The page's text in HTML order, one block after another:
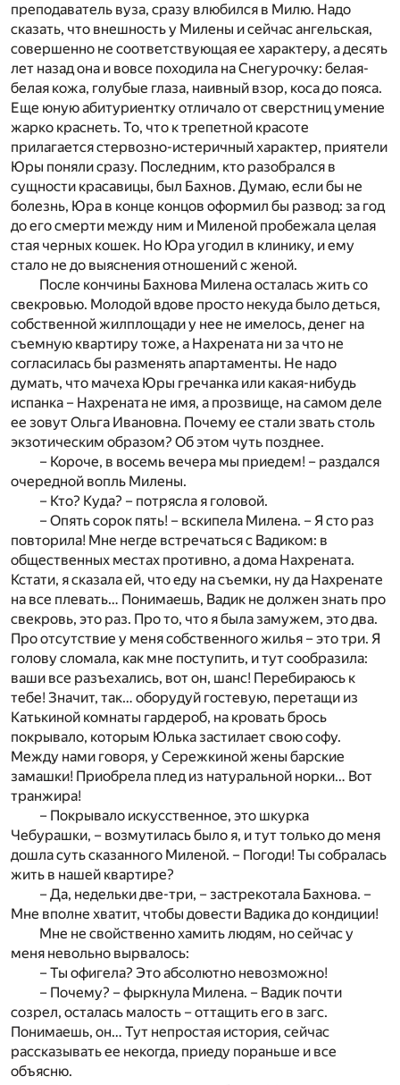
преподаватель вуза, сразу влюбился в Милю. Надо
сказать, что внешность у Милены и сейчас ангельская,
совершенно не соответствующая ее характеру, а десять
лет назад она и вовсе походила на Снегурочку: белая-
белая кожа, голубые глаза, наивный взор, коса до пояса.
Еще юную абитуриентку отличало от сверстниц умение
жарко краснеть. То, что к трепетной красоте
прилагается стервозно-истеричный характер, приятели
Юры поняли сразу. Последним, кто разобрался в
сущности красавицы, был Бахнов. Думаю, если бы не
болезнь, Юра в конце концов оформил бы развод: за год
до его смерти между ним и Миленой пробежала целая
стая черных кошек. Но Юра угодил в клинику, и ему
стало не до выяснения отношений с женой.
После кончины Бахнова Милена осталась жить со
свекровью. Молодой вдове просто некуда было деться,
собственной жилплощади у нее не имелось, денег на
съемную квартиру тоже, а Нахрената ни за что не
согласилась бы разменять апартаменты. Не надо
думать, что мачеха Юры гречанка или какая-нибудь
испанка – Нахрената не имя, а прозвище, на самом деле
ее зовут Ольга Ивановна. Почему ее стали звать столь
экзотическим образом? Об этом чуть позднее.
– Короче, в восемь вечера мы приедем! – раздался
очередной вопль Милены.
– Кто? Куда? – потрясла я головой.
– Опять сорок пять! – вскипела Милена. – Я сто раз
повторила! Мне негде встречаться с Вадиком: в
общественных местах противно, а дома Нахрената.
Кстати, я сказала ей, что еду на съемки, ну да Нахренате
на все плевать… Понимаешь, Вадик не должен знать про
свекровь, это раз. Про то, что я была замужем, это два.
Про отсутствие у меня собственного жилья – это три. Я
голову сломала, как мне поступить, и тут сообразила:
ваши все разъехались, вот он, шанс! Перебираюсь к
тебе! Значит, так… оборудуй гостевую, перетащи из
Катькиной комнаты гардероб, на кровать брось
покрывало, которым Юлька застилает свою софу.
Между нами говоря, у Сережкиной жены барские
замашки! Приобрела плед из натуральной норки… Вот
транжира!
– Покрывало искусственное, это шкурка
Чебурашки, – возмутилась было я, и тут только до меня
дошла суть сказанного Миленой. – Погоди! Ты собралась
жить в нашей квартире?
– Да, недельки две-три, – застрекотала Бахнова. –
Мне вполне хватит, чтобы довести Вадика до кондиции!
Мне не свойственно хамить людям, но сейчас у
меня невольно вырвалось:
– Ты офигела? Это абсолютно невозможно!
– Почему? – фыркнула Милена. – Вадик почти
созрел, осталась малость – оттащить его в загс.
Понимаешь, он… Тут непростая история, сейчас
рассказывать ее некогда, приеду пораньше и все
объясню.